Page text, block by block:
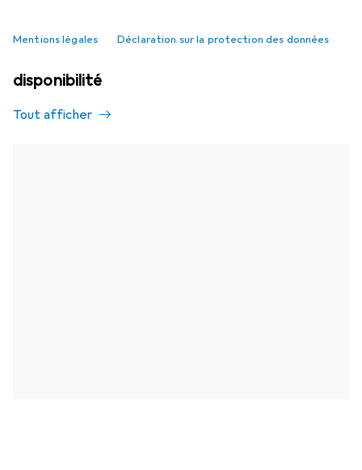
Mentions légales Déclaration sur la protection des données
disponibilité
Tout afficher